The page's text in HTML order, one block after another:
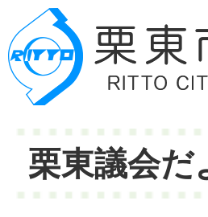
栗東議会だ